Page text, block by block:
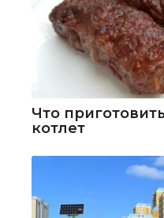
Что
котлет